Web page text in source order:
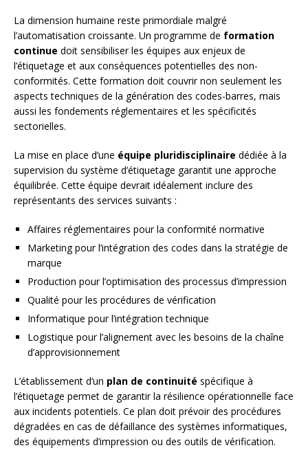
La dimension humaine reste primordiale malgré
l’automatisation croissante. Un programme de formation
continue doit sensibiliser les équipes aux enjeux de
l’étiquetage et aux conséquences potentielles des non-
conformités. Cette formation doit couvrir non seulement les
aspects techniques de la génération des codes-barres, mais
aussi les fondements réglementaires et les spécificités
sectorielles.
La mise en place d’une équipe pluridisciplinaire dédiée à la
supervision du système d’étiquetage garantit une approche
équilibrée. Cette équipe devrait idéalement inclure des
représentants des services suivants :
Affaires réglementaires pour la conformité normative
Marketing pour l’intégration des codes dans la stratégie de
marque
Production pour l’optimisation des processus d’impression
Qualité pour les procédures de vérification
Informatique pour l’intégration technique
Logistique pour l’alignement avec les besoins de la chaîne
d’approvisionnement
L’établissement d’un plan de continuité spécifique à
l’étiquetage permet de garantir la résilience opérationnelle face
aux incidents potentiels. Ce plan doit prévoir des procédures
dégradées en cas de défaillance des systèmes informatiques,
des équipements d’impression ou des outils de vérification.